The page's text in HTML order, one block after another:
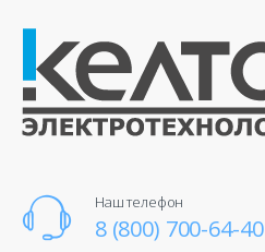
Наш телефон
8 (800) 700-64-40